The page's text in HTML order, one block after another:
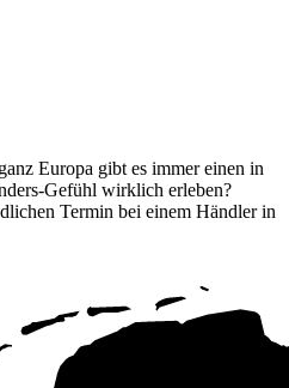
Europa gibt es immer einen in
Gefühl wirklich erleben?
Termin bei einem Händler in